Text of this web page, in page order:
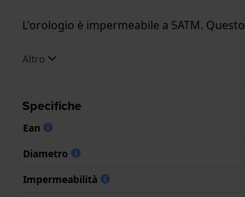
L'orologio è impermeabile a 5ATM.
.Altro
Specifiche
Ean
Diametro
Impermeabilità